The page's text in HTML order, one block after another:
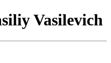
Vasilevich